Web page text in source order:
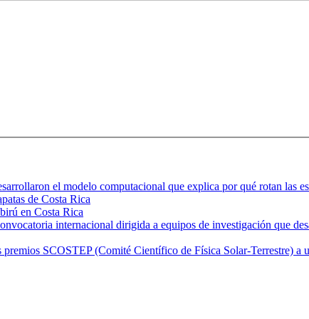
el modelo computacional que explica por qué rotan las
de Costa Rica
en Costa Rica
internacional dirigida a equipos de investigación que
SCOSTEP (Comité Científico de Física Solar-Terrestre)